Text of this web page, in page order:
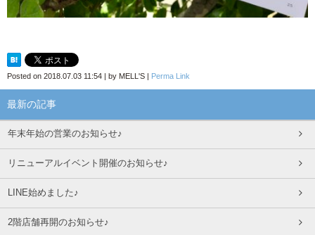
Posted on 2018.07.03 11:54 | by MELL'S | Perma Link
最新の記事
年末年始の営業のお知らせ♪
リニューアルイベント開催のお知らせ♪
LINE始めました♪
2階店舗再開のお知らせ♪